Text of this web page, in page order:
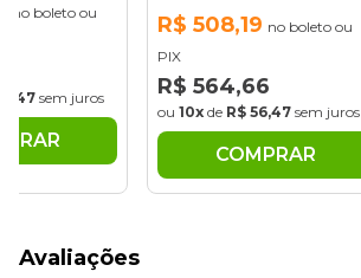
no boleto ou
sem juros
R$ 508,19 no boleto ou
PIX
R$ 564,66
ou 10x de R$ 56,47 sem juros
COMPRAR
Avaliações